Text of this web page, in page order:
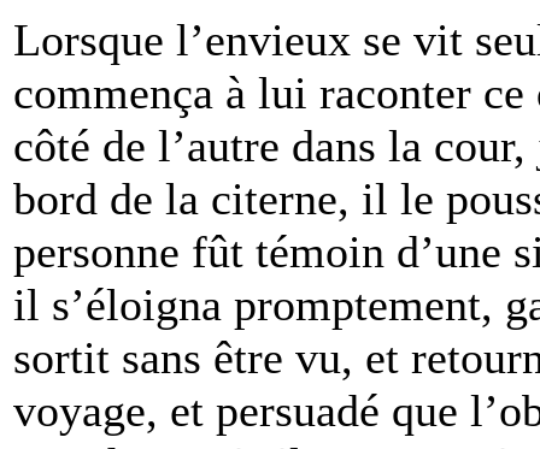
Lorsque l’envieux se vit
commença à lui raconter
côté de l’autre dans la
bord de la citerne, il le
personne fût témoin d’une
il s’éloigna promptement,
sortit sans être vu, et
voyage, et persuadé que